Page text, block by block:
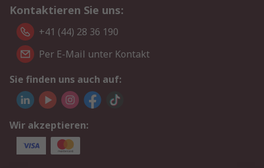
Kontaktieren Sie uns:
+41 (44) 28 36 190
Per E-Mail unter Kontakt
Sie finden uns auch auf:
Wir akzeptieren: